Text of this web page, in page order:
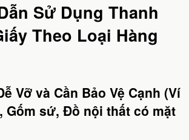
Sử Dụng Thanh
Theo Loại Hàng
Vỡ và Cần Bảo Vệ Cạnh (Ví
Gốm sứ, Đồ nội thất có mặt